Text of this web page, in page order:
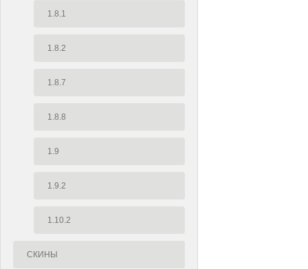
1.8.1
1.8.2
1.8.7
1.8.8
1.9
1.9.2
1.10.2
СКИНЫ